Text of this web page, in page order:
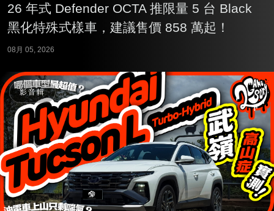
26 年式 Defender OCTA 推限量 5 台 Black
黑化特殊式樣車，建議售價 858 萬起！
08月 05, 2026
影音輯